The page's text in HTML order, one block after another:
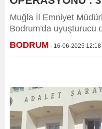
Muğla İl Emniyet
Bodrum'da uyuşturucu
BODRUM - 16-06-2025 12:18